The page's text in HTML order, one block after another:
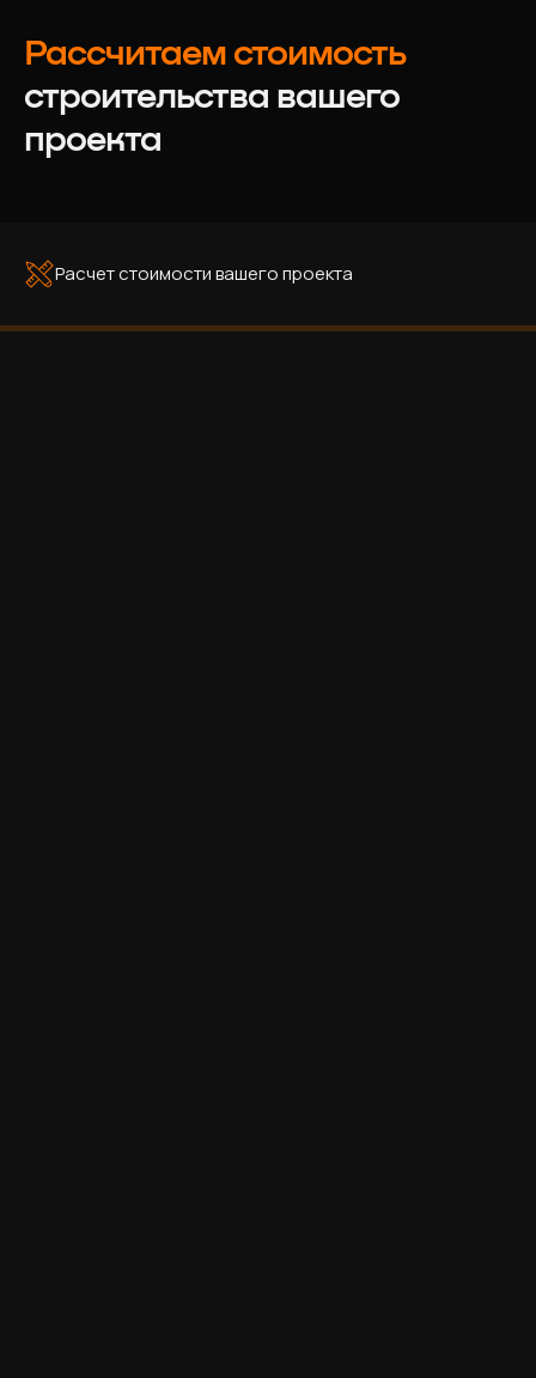
Рассчитаем стоимость
строительства вашего
проекта
Расчет стоимости вашего проекта